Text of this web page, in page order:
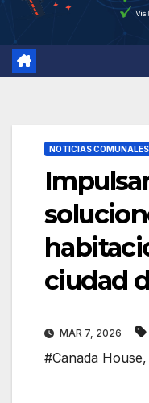
NOTICIAS COMUNALES
ciudad
MAR 7, 2026
#Canada House,